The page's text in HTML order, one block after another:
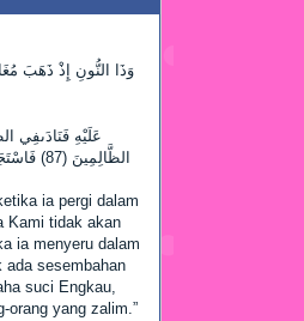
عَلَيْهِ فَنَادَىفِي
ia pergi dalam
Kami tidak akan
ia menyeru dalam
ada sesembahan
suci Engkau,
orang yang zalim.”